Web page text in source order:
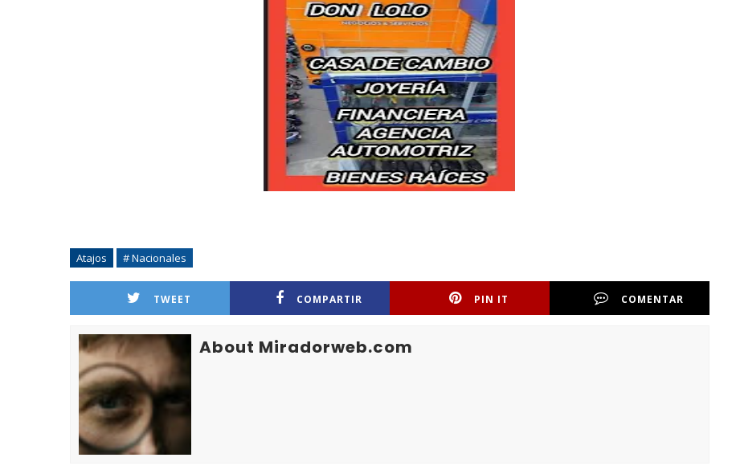
Atajos # Nacionales
TWEET COMPARTIR PIN IT COMENTAR
About Miradorweb.com